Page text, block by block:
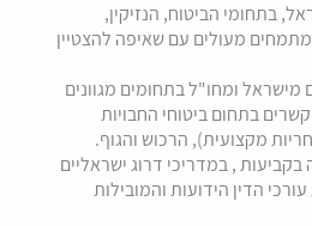
בתחומי הביטוח, הנזיקין,
מעולים עם שאיפה להצטיין
מישראל ומחו"ל בתחומים מגוונים
בתחום ביטוחי החבויות
מקצועית), הרכוש והגוף.
, במדריכי דרוג ישראליים
הדין הידועות והמובילות